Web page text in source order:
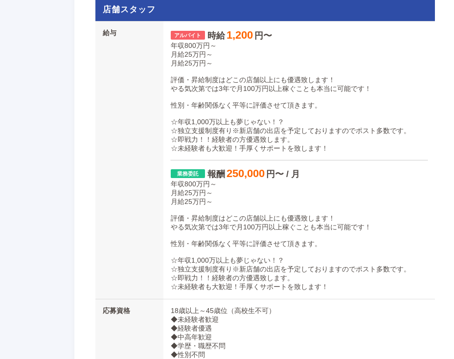
でも安心してください。実は私たちスタッフの9割が「業界経験なし」。マニュアルと人気グループに成長した
ノウハウがあるので、未経験スタートが可能なのです。
年齢も下は20代から上は40代のスタッフが活躍しているので、どんな世代の方も働きやすいはず。第二新卒の
方も再チャレンジの方も、お気軽にご応募ください。
「自分のできること」から業務の幅を広げていける。だから業界未経験でも、全然問題ないんです。
現在も新店の出店計画が進行しています!!
入社後スピード昇格できるチャンスが沢山あり、高収入をどこよりも早く実現できます!
どうせ働くならお金だけでなく、やりがいのある組織で働きませんか？
あなたの頑張りや努力を正当に評価しますので、やる気がある方はどんどん出世が可能です。
「結果を出しているのに報われない」「こんなに頑張ってるのに給料が変わらない」当社ではこんなことは一
マダムと紳士で貴方の人生を変えてみませんか？
貴方様からの勇気あるご連絡・ご応募お待ちしております！
店舗スタッフ
給与 時給 1,200 円〜
年収800万円～
月給25万円～
月給25万円～
評価・昇給制度はどこの店舗以上にも優遇致します！
やる気次第では3年で月100万円以上稼ぐことも本当に可能です！
性別・年齢関係なく平等に評価させて頂きます。
☆年収1,000万以上も夢じゃない！？
☆独立支援制度有り※新店舗の出店を予定しておりますのでポスト多数です。
☆即戦力！！経験者の方優遇致します。
☆未経験者も大歓迎！手厚くサポートを致します！
報酬 250,000 円〜 / 月
年収800万円～
月給25万円～
月給25万円～
評価・昇給制度はどこの店舗以上にも優遇致します！
やる気次第では3年で月100万円以上稼ぐことも本当に可能です！
性別・年齢関係なく平等に評価させて頂きます。
☆年収1,000万以上も夢じゃない！？
☆独立支援制度有り※新店舗の出店を予定しておりますのでポスト多数です。
☆即戦力！！経験者の方優遇致します。
☆未経験者も大歓迎！手厚くサポートを致します！
応募資格
18歳以上～45歳位（高校生不可）
◆未経験者歓迎
◆経験者優遇
◆中高年歓迎
◆学歴・職歴不問
◆性別不問